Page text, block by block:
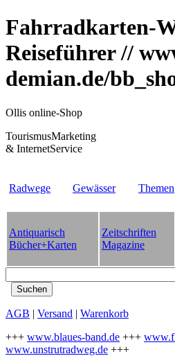
Fahrradkarten-
Reiseführer //
demian.de/
Ollis online-Shop
TourismusMarketing
& InternetService
Radwege Gewässer Themen
Antiquarisch
Bücher+Karten
Zeitschriften
Magazine
AGB | Versand | Warenkorb
+++ www.blaues-band.de +++
www.unstrutradweg.de +++